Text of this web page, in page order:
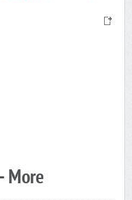
More